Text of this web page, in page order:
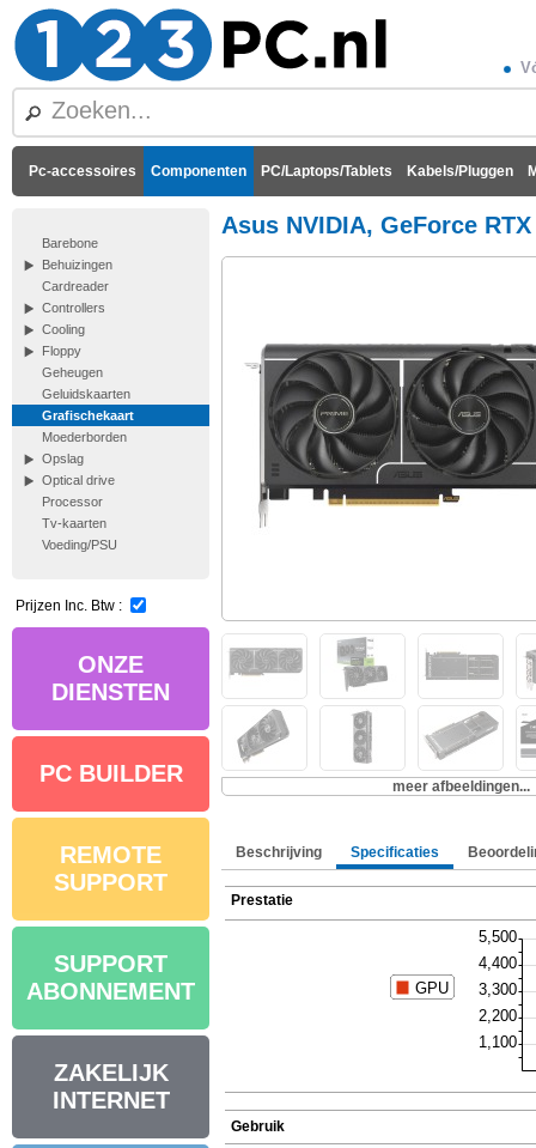
Pc-accessoires Componenten PC/Laptops/Tablets Kabels/Pluggen
Barebone
Behuizingen
Cardreader
Controllers
Cooling
Floppy
Geheugen
Geluidskaarten
Grafischekaart
Moederborden
Opslag
Optical drive
Processor
Tv-kaarten
Voeding/PSU
Prijzen Inc. Btw :
ONZE
DIENSTEN
PC BUILDER
REMOTE
SUPPORT
SUPPORT
ABONNEMENT
ZAKELIJK
INTERNET
Asus NVIDIA, GeForce
meer afbeeldingen...
Beschrijving Specificaties
Prestatie
Gebruik